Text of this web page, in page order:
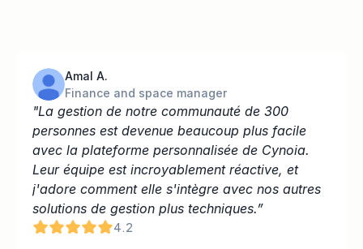
Amal A.
Finance and space manager
"La gestion de notre communauté de 300
personnes est devenue beaucoup plus facile
avec la plateforme personnalisée de Cynoia.
Leur équipe est incroyablement réactive, et
j'adore comment elle s'intègre avec nos autres
solutions de gestion plus techniques.”
4.2